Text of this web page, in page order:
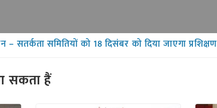
सतर्कता समितियों को 18 दिसंबर को दिया जाएगा प्रशिक्षण
सकता हैं